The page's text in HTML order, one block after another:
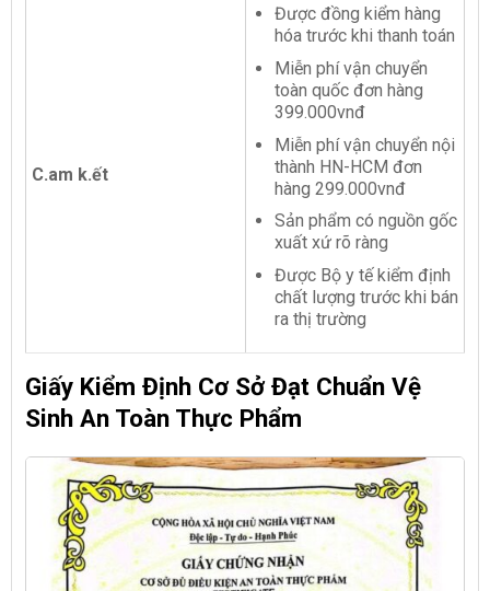
C.am k.ết
Được đồng kiểm hàng
hóa trước khi thanh toán
Miễn phí vận chuyển
toàn quốc đơn hàng
399.000vnđ
Miễn phí vận chuyển nội
thành HN-HCM đơn
hàng 299.000vnđ
Sản phẩm có nguồn gốc
xuất xứ rõ ràng
Được Bộ y tế kiểm định
chất lượng trước khi bán
ra thị trường
Giấy Kiểm Định Cơ Sở Đạt Chuẩn Vệ
Sinh An Toàn Thực Phẩm